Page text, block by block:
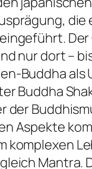
die
nur dort –
Buddha als
Buddha
der
Aspekte
komplexen
Mantra.